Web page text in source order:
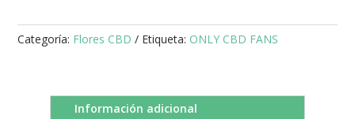
Categoría: Flores CBD Etiqueta: ONLY CBD FANS
Información adicional